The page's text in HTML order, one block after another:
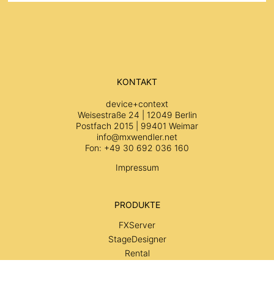
KONTAKT
device+context
Weisestraße 24 | 12049 Berlin
Postfach 2015 | 99401 Weimar
info@mxwendler.net
Fon: +49 30 692 036 160
Impressum
PRODUKTE
FXServer
StageDesigner
Rental